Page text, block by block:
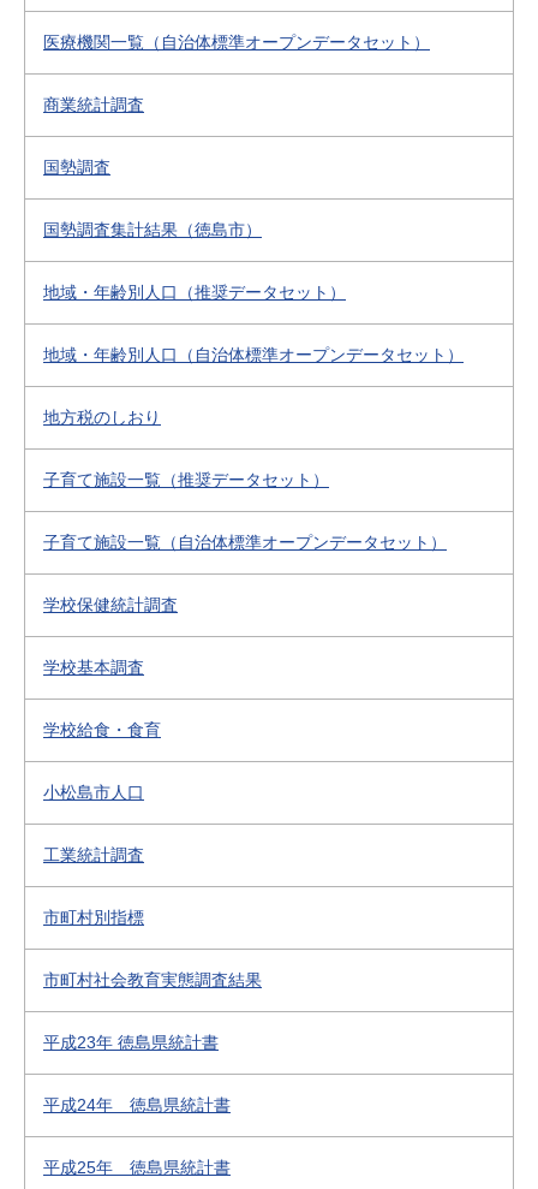
医療機関一覧（自治体標準オープンデータセット）
商業統計調査
国勢調査
国勢調査集計結果（徳島市）
地域・年齢別人口（推奨データセット）
地域・年齢別人口（自治体標準オープンデータセット）
地方税のしおり
子育て施設一覧（推奨データセット）
子育て施設一覧（自治体標準オープンデータセット）
学校保健統計調査
学校基本調査
学校給食・食育
小松島市人口
工業統計調査
市町村別指標
市町村社会教育実態調査結果
平成23年 徳島県統計書
平成24年 徳島県統計書
平成25年 徳島県統計書